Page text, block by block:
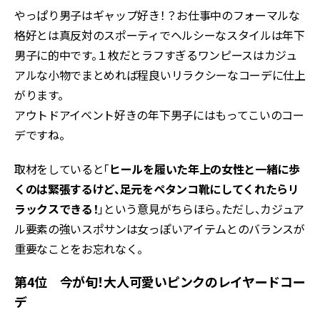
やっぱり男子はギャップ好き！？お仕事中のフォーマルな
格好とは真反対のスポーティでヘルシーなスタイルは年下
男子に的中です。１枚だとラフすぎるワンピースはカジュ
アルな小物でまとめれば程良いリラクシーなコーデに仕上
がります。
アウトドアイベント好きの年下男子にはもってこいのコー
デですね。
取材をしていると「ヒールを履いた年上の女性と一緒に歩
くのは緊張するけど、足元をペタンコ靴にしてくれたらリ
ラックスできる！」という意見がちらほら。ただし、カジュア
ル要素の強いスポサンは女っぽいアイテムとのバランスが
重要なことをお忘れなく。
第4位 今が旬！大人可愛いピンクのレイヤードコー
デ